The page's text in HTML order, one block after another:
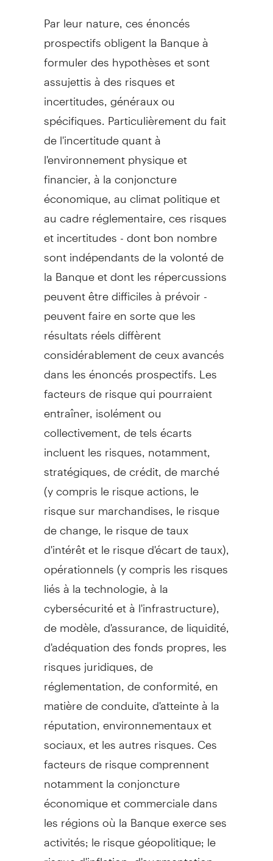
Par leur nature, ces énoncés
prospectifs obligent la Banque à
formuler des hypothèses et sont
assujettis à des risques et
incertitudes, généraux ou
spécifiques. Particulièrement du fait
de l'incertitude quant à
l'environnement physique et
financier, à la conjoncture
économique, au climat politique et
au cadre réglementaire, ces risques
et incertitudes - dont bon nombre
sont indépendants de la volonté de
la Banque et dont les répercussions
peuvent être difficiles à prévoir -
peuvent faire en sorte que les
résultats réels diffèrent
considérablement de ceux avancés
dans les énoncés prospectifs. Les
facteurs de risque qui pourraient
entraîner, isolément ou
collectivement, de tels écarts
incluent les risques, notamment,
stratégiques, de crédit, de marché
(y compris le risque actions, le
risque sur marchandises, le risque
de change, le risque de taux
d'intérêt et le risque d'écart de taux),
opérationnels (y compris les risques
liés à la technologie, à la
cybersécurité et à l'infrastructure),
de modèle, d'assurance, de liquidité,
d'adéquation des fonds propres, les
risques juridiques, de
réglementation, de conformité, en
matière de conduite, d'atteinte à la
réputation, environnementaux et
sociaux, et les autres risques. Ces
facteurs de risque comprennent
notamment la conjoncture
économique et commerciale dans
les régions où la Banque exerce ses
activités; le risque géopolitique; le